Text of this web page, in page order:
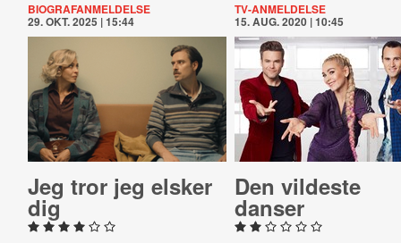
BIOGRAFANMELDELSE
29. OKT. 2025 | 15:44
Jeg tror jeg elsker
dig
TV-ANMELDELSE
15. AUG. 2020 | 10:45
Den vildeste
danser